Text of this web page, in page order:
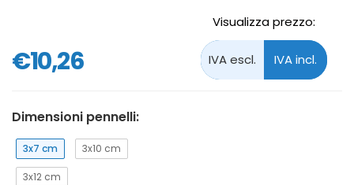
€10,26
Visualizza prezzo:
Dimensioni pennelli:
3x7 cm 3x10 cm
3x12 cm